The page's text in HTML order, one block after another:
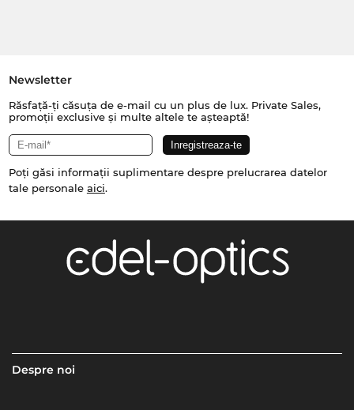
Newsletter
Răsfață-ți căsuța de e-mail cu un plus de lux. Private Sales,
promoții exclusive și multe altele te așteaptă!
Poți găsi informații suplimentare despre prelucrarea datelor
tale personale aici.
Despre noi